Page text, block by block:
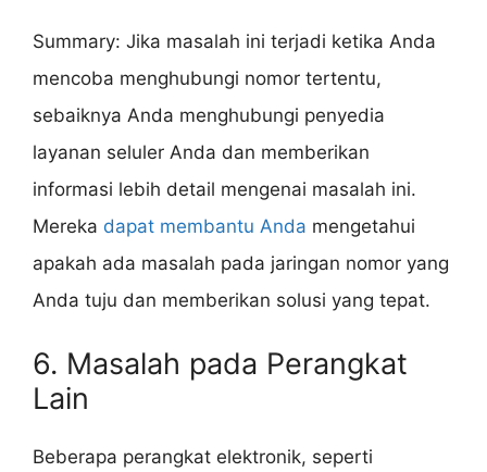
Summary: Jika masalah ini terjadi ketika Anda
mencoba menghubungi nomor tertentu,
sebaiknya Anda menghubungi penyedia
layanan seluler Anda dan memberikan
informasi lebih detail mengenai masalah ini.
Mereka dapat membantu Anda mengetahui
apakah ada masalah pada jaringan nomor yang
Anda tuju dan memberikan solusi yang tepat.
6. Masalah pada Perangkat
Lain
Beberapa perangkat elektronik, seperti